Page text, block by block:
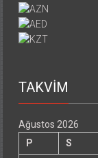
TAKVİM
Ağustos 2026
P
S